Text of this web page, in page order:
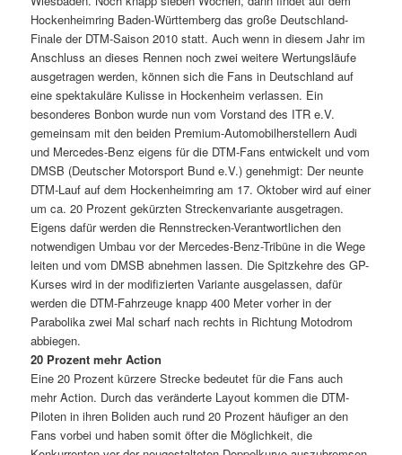
Hockenheimring Baden-Württemberg das große Deutschland-
Finale der DTM-Saison 2010 statt. Auch wenn in diesem Jahr im
Anschluss an dieses Rennen noch zwei weitere Wertungsläufe
ausgetragen werden, können sich die Fans in Deutschland auf
eine spektakuläre Kulisse in Hockenheim verlassen. Ein
besonderes Bonbon wurde nun vom Vorstand des ITR e.V.
gemeinsam mit den beiden Premium-Automobilherstellern Audi
und Mercedes-Benz eigens für die DTM-Fans entwickelt und vom
DMSB (Deutscher Motorsport Bund e.V.) genehmigt: Der neunte
DTM-Lauf auf dem Hockenheimring am 17. Oktober wird auf einer
um ca. 20 Prozent gekürzten Streckenvariante ausgetragen.
Eigens dafür werden die Rennstrecken-Verantwortlichen den
notwendigen Umbau vor der Mercedes-Benz-Tribüne in die Wege
leiten und vom DMSB abnehmen lassen. Die Spitzkehre des GP-
Kurses wird in der modifizierten Variante ausgelassen, dafür
werden die DTM-Fahrzeuge knapp 400 Meter vorher in der
Parabolika zwei Mal scharf nach rechts in Richtung Motodrom
abbiegen.
20 Prozent mehr Action
Eine 20 Prozent kürzere Strecke bedeutet für die Fans auch
mehr Action. Durch das veränderte Layout kommen die DTM-
Piloten in ihren Boliden auch rund 20 Prozent häufiger an den
Fans vorbei und haben somit öfter die Möglichkeit, die